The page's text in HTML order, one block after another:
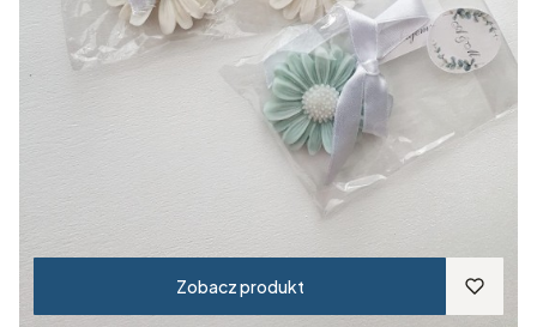
Zobacz produkt